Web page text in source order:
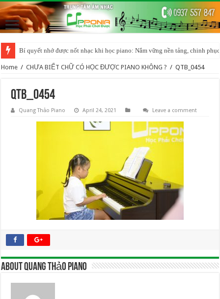
Bí quyết nhớ được nốt nhạc khi học piano: Nắm vững nền tảng, chinh
Home / CHƯA BIẾT CHỮ CÓ HỌC ĐƯỢC PIANO KHÔNG ? / QTB_0454
QTB_0454
Quang Thảo Piano April 24, 2021 Leave a comment
About Quang Thảo Piano